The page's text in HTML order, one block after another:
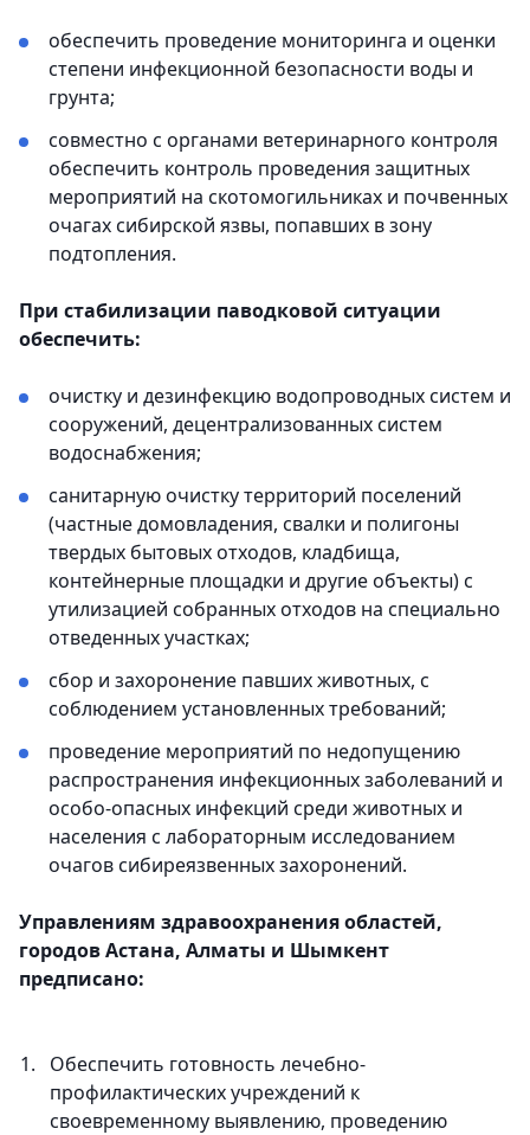
обеспечить проведение мониторинга и оценки
степени инфекционной безопасности воды и
грунта;
совместно с органами ветеринарного контроля
обеспечить контроль проведения защитных
мероприятий на скотомогильниках и почвенных
очагах сибирской язвы, попавших в зону
подтопления.
При стабилизации паводковой ситуации
обеспечить:
очистку и дезинфекцию водопроводных систем и
сооружений, децентрализованных систем
водоснабжения;
санитарную очистку территорий поселений
(частные домовладения, свалки и полигоны
твердых бытовых отходов, кладбища,
контейнерные площадки и другие объекты) с
утилизацией собранных отходов на специально
отведенных участках;
сбор и захоронение павших животных, с
соблюдением установленных требований;
проведение мероприятий по недопущению
распространения инфекционных заболеваний и
особо-опасных инфекций среди животных и
населения с лабораторным исследованием
очагов сибиреязвенных захоронений.
Управлениям здравоохранения областей,
городов Астана, Алматы и Шымкент
предписано:
Обеспечить готовность лечебно-
профилактических учреждений к
своевременному выявлению, проведению